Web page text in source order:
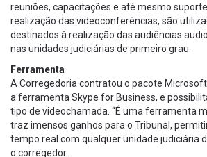
reuniões, capacitações e até mesmo
realização das videoconferências, são
destinados à realização das audiências
nas unidades judiciárias de primeiro grau.
Ferramenta
A Corregedoria contratou o pacote
a ferramenta Skype for Business, e
tipo de videochamada. “É uma ferramenta
traz imensos ganhos para o Tribunal,
tempo real com qualquer unidade judiciária
o corregedor.